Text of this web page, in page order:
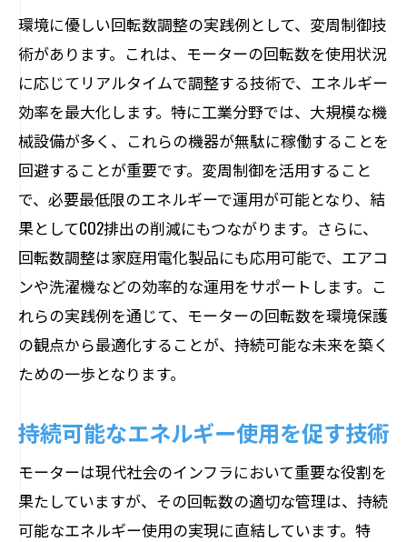
環境に優しい回転数調整の実践例として、変周制御技
術があります。これは、モーターの回転数を使用状況
に応じてリアルタイムで調整する技術で、エネルギー
効率を最大化します。特に工業分野では、大規模な機
械設備が多く、これらの機器が無駄に稼働することを
回避することが重要です。変周制御を活用すること
で、必要最低限のエネルギーで運用が可能となり、結
果としてCO2排出の削減にもつながります。さらに、
回転数調整は家庭用電化製品にも応用可能で、エアコ
ンや洗濯機などの効率的な運用をサポートします。こ
れらの実践例を通じて、モーターの回転数を環境保護
の観点から最適化することが、持続可能な未来を築く
ための一歩となります。
持続可能なエネルギー使用を促す技術
モーターは現代社会のインフラにおいて重要な役割を
果たしていますが、その回転数の適切な管理は、持続
可能なエネルギー使用の実現に直結しています。特